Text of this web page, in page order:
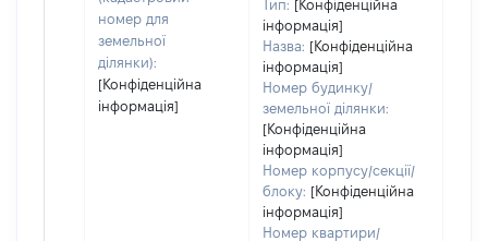
номер для
земельної
ділянки):
[Конфіденційна
інформація]
Тип: [Конфіденційна
інформація]
Назва: [Конфіденційна
інформація]
Номер будинку/
земельної ділянки:
[Конфіденційна
інформація]
Номер корпусу/секції/
блоку: [Конфіденційна
інформація]
Номер квартири/